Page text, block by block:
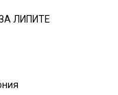
ЛИПИТЕ